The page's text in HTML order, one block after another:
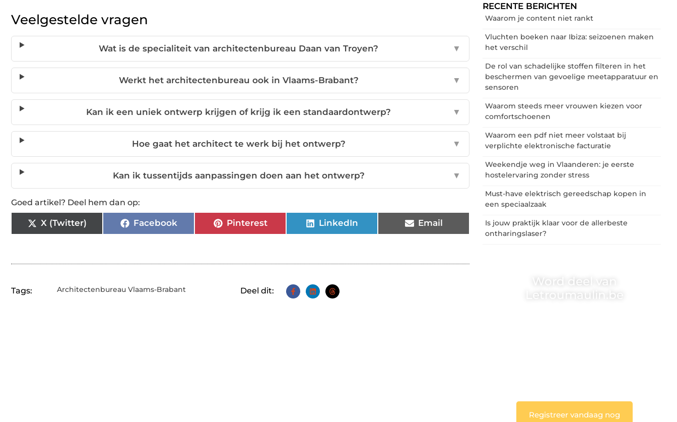
Veelgestelde vragen
Wat is de specialiteit van architectenbureau Daan van Troyen? ▼
Werkt het architectenbureau ook in Vlaams-Brabant? ▼
Kan ik een uniek ontwerp krijgen of krijg ik een standaardontwerp? ▼
Hoe gaat het architect te werk bij het ontwerp? ▼
Kan ik tussentijds aanpassingen doen aan het ontwerp? ▼
Goed artikel? Deel hem dan op:
X (Twitter) Facebook Pinterest LinkedIn Email
Tags: Architectenbureau Vlaams-Brabant Deel dit:
RECENTE BERICHTEN
Waarom je content niet rankt
Vluchten boeken naar Ibiza: seizoenen maken
het verschil
De rol van schadelijke stoffen filteren in het
beschermen van gevoelige meetapparatuur en
sensoren
Waarom steeds meer vrouwen kiezen voor
comfortschoenen
Waarom een pdf niet meer volstaat bij
verplichte elektronische facturatie
Weekendje weg in Vlaanderen: je eerste
hostelervaring zonder stress
Must-have elektrisch gereedschap kopen in
een speciaalzaak
Is jouw praktijk klaar voor de allerbeste
ontharingslaser?
Word deel van
Letroumaulin.be
Registreer vandaag nog